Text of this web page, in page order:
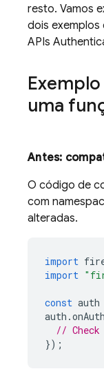
resto. Vamos
dois
APIs
uma
Antes:
O código de
com
alteradas.
import
import
const auth
auth .
//
});